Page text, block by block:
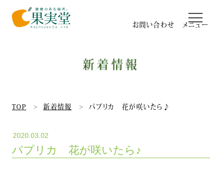
お問い合わせ
果実堂のパッキング工場
有機栽培&GGAP
新着情報
TOP 新着情報 パプリカ 花が咲いたら♪
2020.03.02
パプリカ 花が咲いたら♪